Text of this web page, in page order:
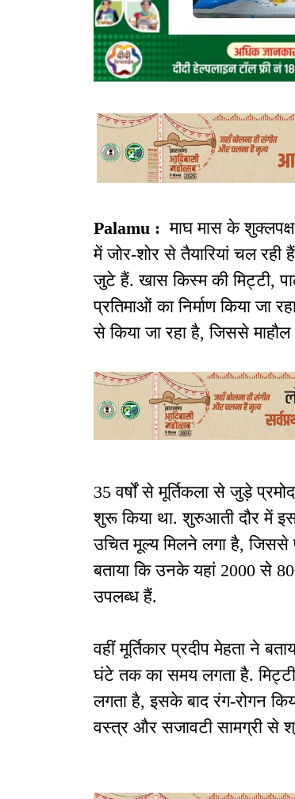
Palamu : माघ मास के
में जोर-शोर से तैयारियां चल रही
जुटे हैं. खास किस्म की मिट्टी,
प्रतिमाओं का निर्माण किया जा
से किया जा रहा है, जिससे माहौल
35 वर्षों से मूर्तिकला से जुड़े
शुरू किया था. शुरुआती दौर में
उचित मूल्य मिलने लगा है, जिससे
बताया कि उनके यहां 2000 से
उपलब्ध हैं.
वहीं मूर्तिकार प्रदीप मेहता ने
घंटे तक का समय लगता है.
लगता है, इसके बाद रंग-रोगन
वस्त्र और सजावटी सामग्री से